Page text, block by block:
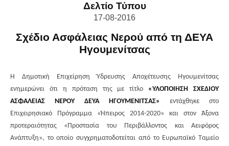
Δελτίο Τύπου
17-08-2016
Σχέδιο Ασφάλειας Νερού από τη ΔΕΥΑ
Ηγουμενίτσας
Η Δημοτική Επιχείρηση Ύδρευσης Αποχέτευσης Ηγουμενίτσας
ενημερώνει ότι η πρόταση της με τίτλο «ΥΛΟΠΟΙΗΣΗ ΣΧΕΔΙΟΥ
ΑΣΦΑΛΕΙΑΣ ΝΕΡΟΥ ΔΕΥΑ ΗΓΟΥΜΕΝΙΤΣΑΣ»
εντάχθηκε στο
Επιχειρησιακό Πρόγραμμα «Ήπειρος 2014-2020» και στον Άξονα
προτεραιότητας «Προστασία του Περιβάλλοντος και Αειφόρος
Ανάπτυξη», το οποίο συγχρηματοδοτείται από το Ευρωπαϊκό Ταμείο